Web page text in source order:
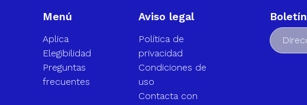
Menú
Aplica
Elegibilidad
Preguntas
frecuentes
Aviso legal
Política de
privacidad
Condiciones de
uso
Contacta con
Boletín